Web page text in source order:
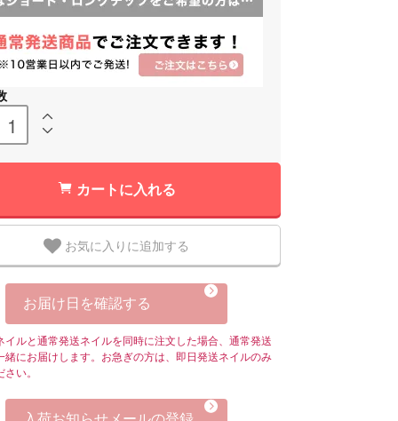
カートに入れる
お気に入りに追加する
お届け日を確認する
イルと通常発送ネイルを同時に注文した場合、通常発送
緒にお届けします。お急ぎの方は、即日発送ネイルのみ
い。